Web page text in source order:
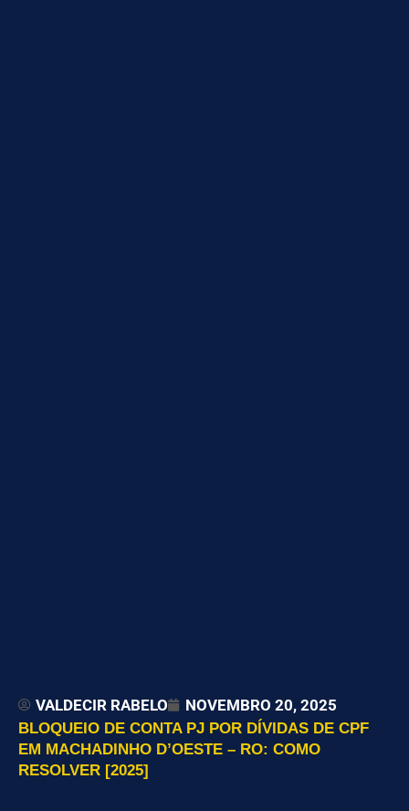
VALDECIR RABELO NOVEMBRO 20, 2025
BLOQUEIO DE CONTA PJ POR DÍVIDAS DE CPF
EM MACHADINHO D’OESTE – RO: COMO
RESOLVER [2025]